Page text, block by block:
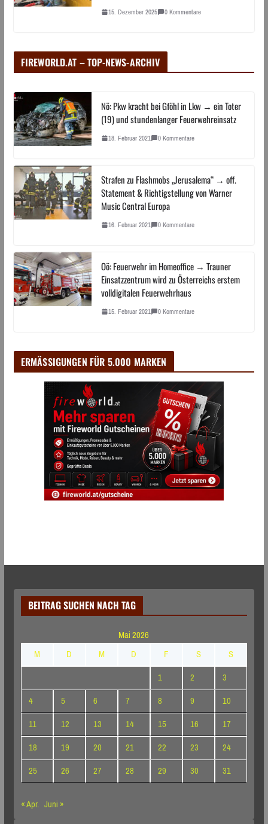
15. Dezember 2025 0 Kommentare
FIREWORLD.AT – TOP-NEWS-ARCHIV
Nö: Pkw kracht bei Gföhl in Lkw → ein Toter
(19) und stundenlanger Feuerwehreinsatz
18. Februar 2021 0 Kommentare
Strafen zu Flashmobs „Jerusalema“ → off.
Statement & Richtigstellung von Warner
Music Central Europa
16. Februar 2021 0 Kommentare
Oö: Feuerwehr im Homeoffice → Trauner
Einsatzzentrum wird zu Österreichs erstem
volldigitalen Feuerwehrhaus
15. Februar 2021 0 Kommentare
ERMÄSSIGUNGEN FÜR 5.000 MARKEN
BEITRAG SUCHEN NACH TAG
Mai 2026
M
D M D F S
S
1
2
3
4
5 6 7 8 9
10
11
12 13 14 15 16
17
18
19 20 21 22 23
24
25
26 27 28 29 30
31
« Apr. Juni »